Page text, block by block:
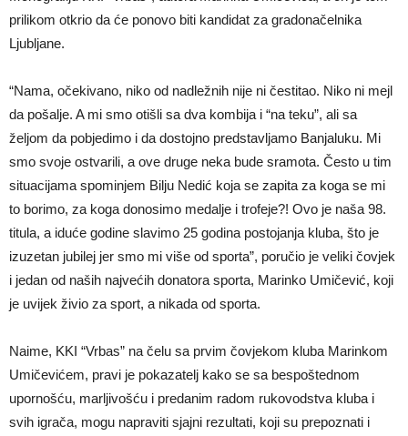
prilikom otkrio da će ponovo biti kandidat za gradonačelnika
Ljubljane.
“Nama, očekivano, niko od nadležnih nije ni čestitao. Niko ni mejl
da pošalje. A mi smo otišli sa dva kombija i “na teku”, ali sa
željom da pobjedimo i da dostojno predstavljamo Banjaluku. Mi
smo svoje ostvarili, a ove druge neka bude sramota. Često u tim
situacijama spominjem Bilju Nedić koja se zapita za koga se mi
to borimo, za koga donosimo medalje i trofeje?! Ovo je naša 98.
titula, a iduće godine slavimo 25 godina postojanja kluba, što je
izuzetan jubilej jer smo mi više od sporta”, poručio je veliki čovjek
i jedan od naših najvećih donatora sporta, Marinko Umičević, koji
je uvijek živio za sport, a nikada od sporta.
Naime, KKI “Vrbas” na čelu sa prvim čovjekom kluba Marinkom
Umičevićem, pravi je pokazatelj kako se sa bespoštednom
upornošću, marljivošću i predanim radom rukovodstva kluba i
svih igrača, mogu napraviti sjajni rezultati, koji su prepoznati i